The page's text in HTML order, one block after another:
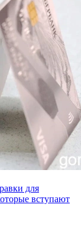
для
вступают